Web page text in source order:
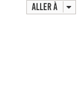
Aller à